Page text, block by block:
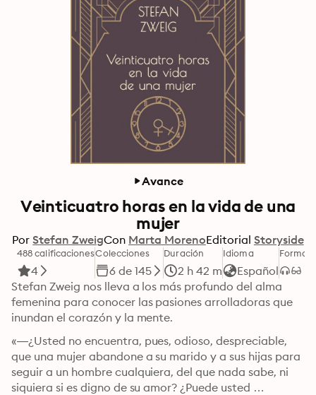
Avance
Veinticuatro horas en la vida de una
mujer
Por Stefan ZweigCon Marta MorenoEditorial Storyside
488 calificaciones
4
Colecciones
6 de 145
Duración
2 h 42 m
Idioma
Español
Stefan Zweig nos lleva a los más profundo del alma
femenina para conocer las pasiones arrolladoras que
inundan el corazón y la mente.
«—¿Usted no encuentra, pues, odioso, despreciable,
que una mujer abandone a su marido y a sus hijas para
seguir a un hombre cualquiera, del que nada sabe, ni
siquiera si es digno de su amor? ¿Puede usted